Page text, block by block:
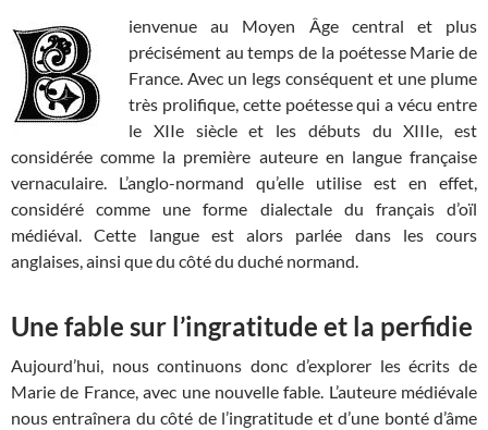
ienvenue au Moyen Âge central et plus
précisément au temps de la poétesse Marie de
France. Avec un legs conséquent et une plume
très prolifique, cette poétesse qui a vécu entre
le XIIe siècle et les débuts du XIIIe, est
considérée comme la première auteure en langue française
vernaculaire. L’anglo-normand qu’elle utilise est en effet,
considéré comme une forme dialectale du français d’oïl
médiéval. Cette langue est alors parlée dans les cours
anglaises, ainsi que du côté du duché normand.
Une fable sur l’ingratitude et la perfidie
Aujourd’hui, nous continuons donc d’explorer les écrits de
Marie de France, avec une nouvelle fable. L’auteure médiévale
nous entraînera du côté de l’ingratitude et d’une bonté d’âme